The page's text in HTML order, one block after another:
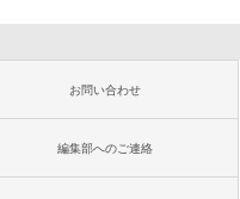
お問い合わせ
編集部へのご連絡